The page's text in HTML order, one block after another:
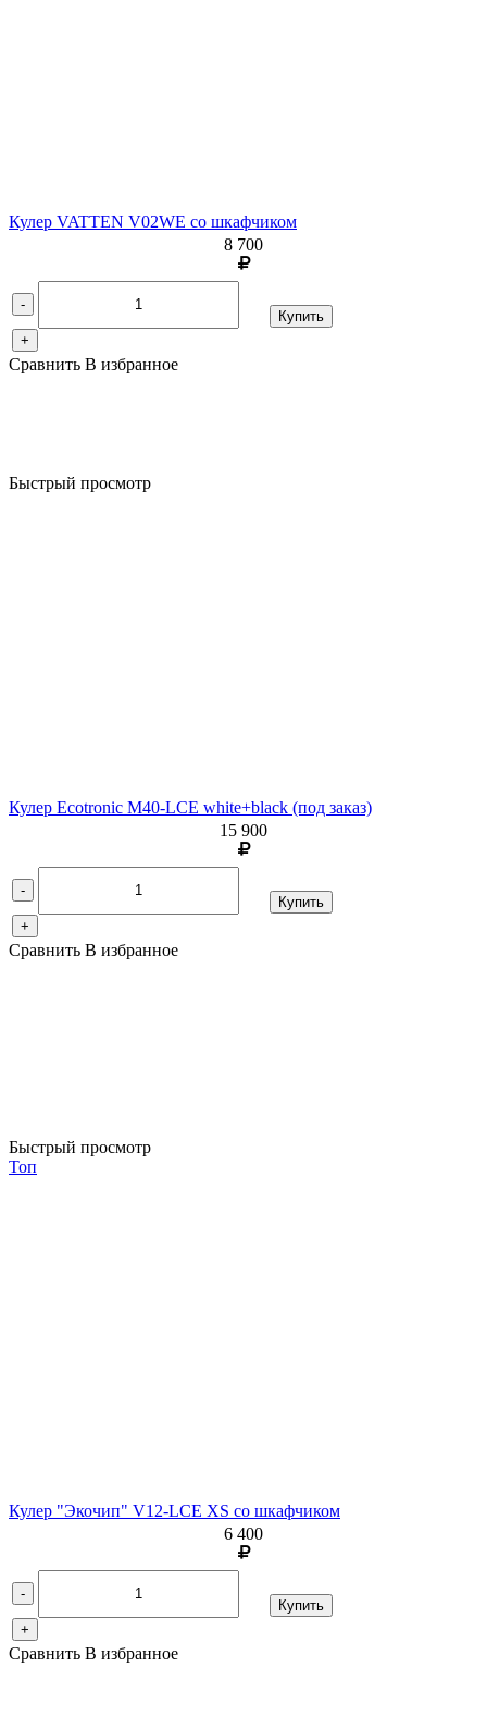
Кулер VATTEN V02WE со шкафчиком
8 700
-
+
Купить
Сравнить В избранное
Быстрый просмотр
Кулер Ecotronic M40-LCE white+black (под заказ)
15 900
-
+
Купить
Сравнить В избранное
Быстрый просмотр
Топ
Кулер "Экочип" V12-LCE XS со шкафчиком
6 400
-
+
Купить
Сравнить В избранное